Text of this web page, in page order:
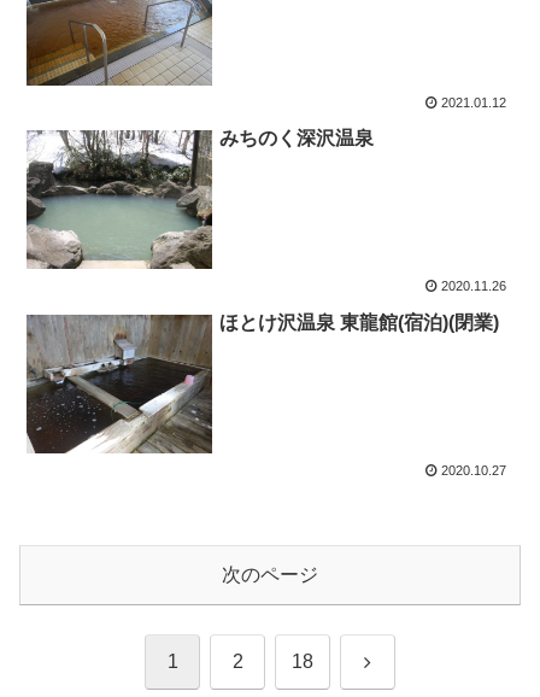
2021.01.12
みちのく深沢温泉
2020.11.26
ほとけ沢温泉 東龍館(宿泊)(閉業)
2020.10.27
次のページ
1 2 18